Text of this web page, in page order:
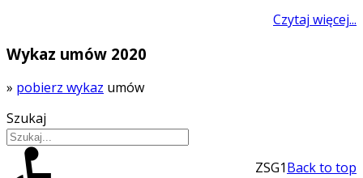
Czytaj więcej...
Wykaz umów 2020
» pobierz wykaz umów
Szukaj
Back to top
ZSG1